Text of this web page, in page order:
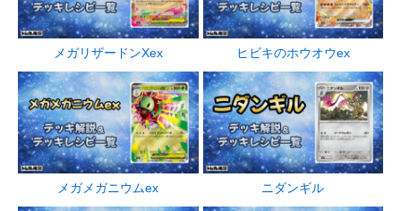
メガリザードンXex ヒビキのホウオウex
メガメガニウムex ニダンギル